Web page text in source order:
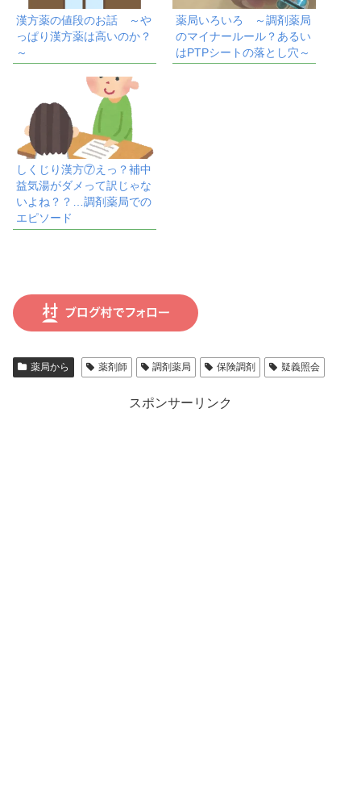
漢方薬の値段のお話 ～や
っぱり漢方薬は高いのか？
～
薬局いろいろ ～調剤薬局
のマイナールール？あるい
はPTPシートの落とし穴～
しくじり漢方⑦えっ？補中
益気湯がダメって訳じゃな
いよね？？…調剤薬局での
エピソード
薬局から 薬剤師 調剤薬局 保険調剤 疑義照会
スポンサーリンク